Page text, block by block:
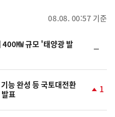
08.08. 00:57 기준
400㎿ 규모 '태양광 발
일
능 완성 등 국토대전환
표
1